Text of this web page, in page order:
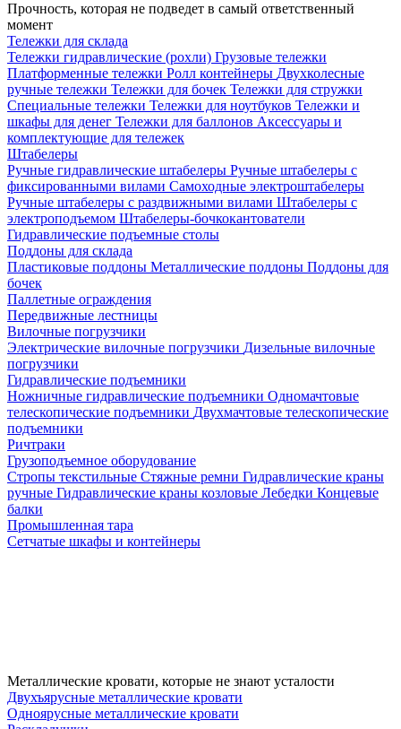
Прочность, которая не подведет в самый ответственный
момент
Тележки для склада
Тележки гидравлические (рохли) Грузовые тележки
Платформенные тележки Ролл контейнеры Двухколесные
ручные тележки Тележки для бочек Тележки для стружки
Специальные тележки Тележки для ноутбуков Тележки и
шкафы для денег Тележки для баллонов Аксессуары и
комплектующие для тележек
Штабелеры
Ручные гидравлические штабелеры Ручные штабелеры с
фиксированными вилами Самоходные электроштабелеры
Ручные штабелеры с раздвижными вилами Штабелеры с
электроподъемом Штабелеры-бочкокантователи
Гидравлические подъемные столы
Поддоны для склада
Пластиковые поддоны Металлические поддоны Поддоны для
бочек
Паллетные ограждения
Передвижные лестницы
Вилочные погрузчики
Электрические вилочные погрузчики Дизельные вилочные
погрузчики
Гидравлические подъемники
Ножничные гидравлические подъемники Одномачтовые
телескопические подъемники Двухмачтовые телескопические
подъемники
Ричтраки
Грузоподъемное оборудование
Стропы текстильные Стяжные ремни Гидравлические краны
ручные Гидравлические краны козловые Лебедки Концевые
балки
Промышленная тара
Сетчатые шкафы и контейнеры
Металлические кровати, которые не знают усталости
Двухъярусные металлические кровати
Одноярусные металлические кровати